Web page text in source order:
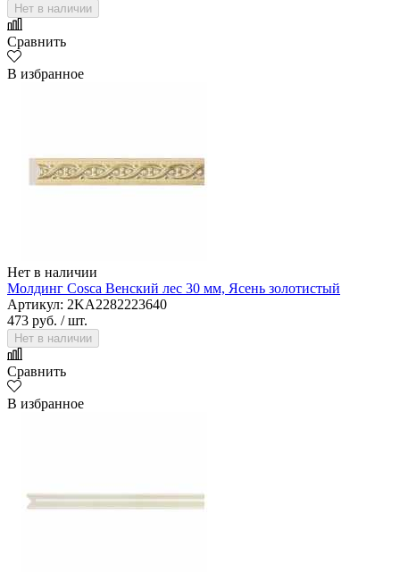
Нет в наличии
Сравнить
В избранное
Нет в наличии
Молдинг Cosca Венский лес 30 мм, Ясень золотистый
Артикул: 2KA2282223640
473 руб. / шт.
Нет в наличии
Сравнить
В избранное